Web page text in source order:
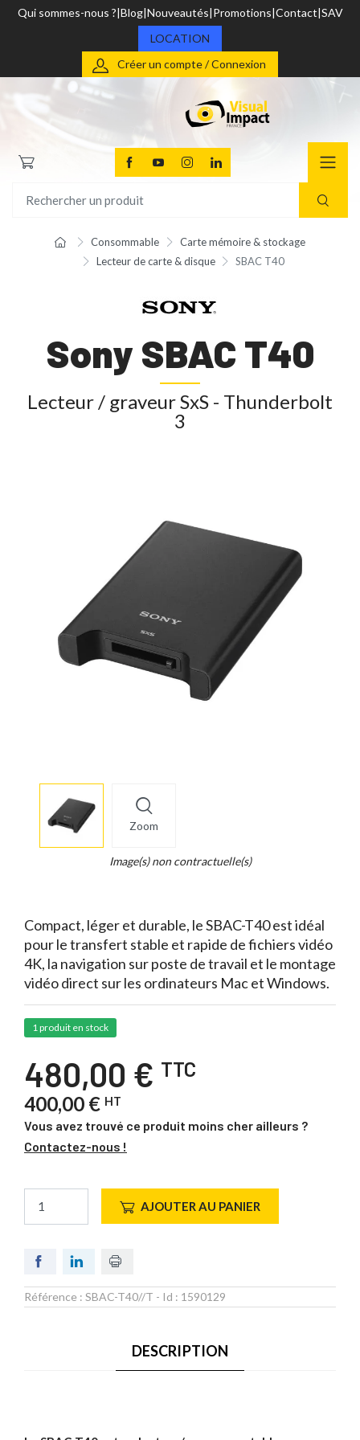
Qui sommes-nous ? Blog Nouveautés Promotions Contact SAV
LOCATION
Créer un compte / Connexion
Consommable
Carte mémoire & stockage
Lecteur de carte & disque
SBAC T40
Sony SBAC T40
Lecteur / graveur SxS - Thunderbolt
3
Zoom
info
Legend...
Image(s) non contractuelle(s)
Compact, léger et durable, le SBAC-T40 est idéal
pour le transfert stable et rapide de fichiers vidéo
4K, la navigation sur poste de travail et le montage
vidéo direct sur les ordinateurs Mac et Windows.
1 produit en stock
480,00 € TTC
400,00 € HT
Vous avez trouvé ce produit moins cher ailleurs ?
Contactez-nous !
AJOUTER AU PANIER
Référence : SBAC-T40//T - Id : 1590129
DESCRIPTION